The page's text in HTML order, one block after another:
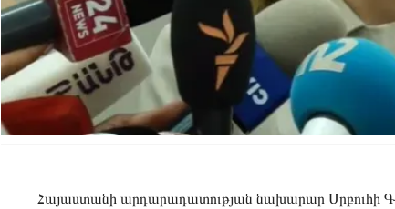
Հայաստանի արդարադատության նախարար Սրբուհի